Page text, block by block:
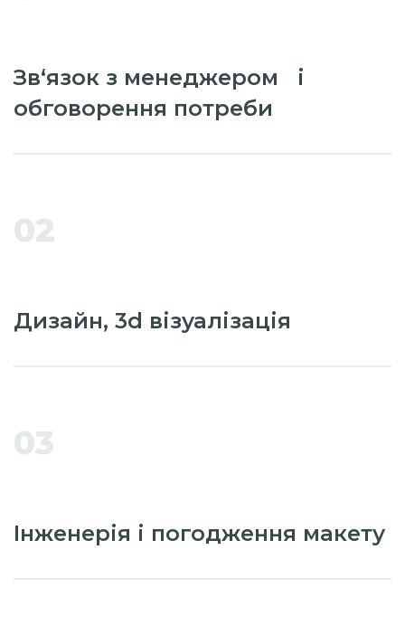
Зв‘язок з менеджером і
обговорення потреби
02
Дизайн, 3d візуалізація
03
Інженерія і погодження макету